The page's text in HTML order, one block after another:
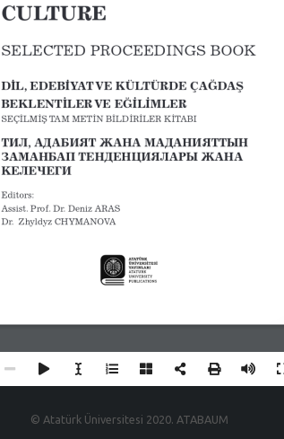
CULTURE
SELECTED PROCEEDINGS BOOK
DİL, EDEBİYAT VE KÜLTÜRDE ÇAĞDAŞ
BEKLENTİLER VE  EĞİLİMLER
SEÇİLMİŞ TAM METİN BİLDİRİLER KİTABI
ТИЛ, АДАБИЯТ ЖАНА МАДАНИЯТТЫН
ЗАМАНБАП ТЕНДЕНЦИЯЛАРЫ ЖАНА
КЕЛЕЧЕГИ
Editors:
Assist. Prof. Dr. Deniz ARAS
Dr.
  Zhyldyz CHYMANOVA
© Atatürk Üniversitesi 2020. ATABAUM